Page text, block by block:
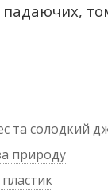
та солодкий
природу